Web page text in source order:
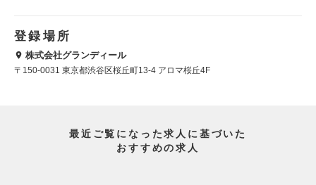
登録場所
株式会社グランディール
〒150-0031 東京都渋谷区桜丘町13-4 アロマ桜丘4F
最近ご覧になった求人に基づいた
おすすめの求人